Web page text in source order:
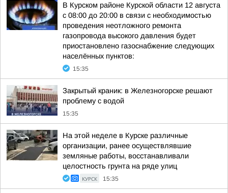
В Курском районе Курской области 12 августа
с 08:00 до 20:00 в связи с необходимостью
проведения неотложного ремонта
газопровода высокого давления будет
приостановлено газоснабжение следующих
населённых пунктов:
15:35
Закрытый краник: в Железногорске решают
проблему с водой
15:35
На этой неделе в Курске различные
организации, ранее осуществлявшие
земляные работы, восстанавливали
целостность грунта на ряде улиц
КУРСК 15:35